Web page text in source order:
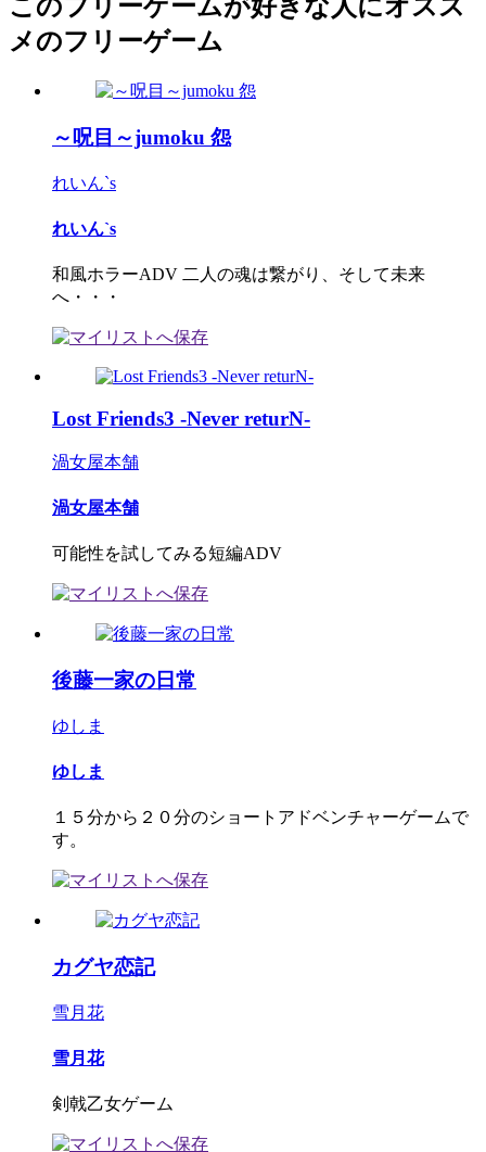
このフリーゲームが好きな人にオスス
メのフリーゲーム
～呪目～jumoku 怨
れいん`s
れいん`s
和風ホラーADV 二人の魂は繋がり、そして未来
へ・・・
Lost Friends3 -Never returN-
渦女屋本舗
渦女屋本舗
可能性を試してみる短編ADV
後藤一家の日常
ゆしま
ゆしま
１５分から２０分のショートアドベンチャーゲームで
す。
カグヤ恋記
雪月花
雪月花
剣戟乙女ゲーム